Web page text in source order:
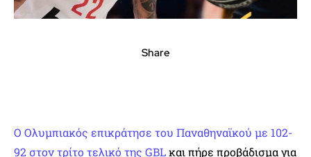
Share
Ο Ολυμπιακός επικράτησε του Παναθηναϊκού με 102-
92 στον τρίτο τελικό της GBLκαι πήρε προβάδισμα για